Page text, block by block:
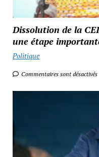
Dissolution de la
une étape
Politique
Commentaires sont désactivés